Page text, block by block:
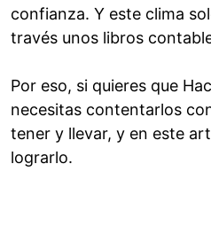
confianza. Y este clima
través unos libros
Por eso, si quieres que
necesitas contentarlos
tener y llevar, y en este
lograrlo.